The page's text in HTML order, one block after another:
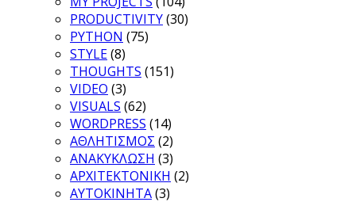
PRODUCTIVITY(30)
PYTHON (75)
STYLE(8)
THOUGHTS (151)
VIDEO (3)
VISUALS (62)
WORDPRESS (14)
ΑΘΛΗΤΙΣΜΟΣ (2)
ΑΝΑΚΥΚΛΩΣΗ (3)
ΑΡΧΙΤΕΚΤΟΝΙΚΗ (2)
ΑΥΤΟΚΙΝΗΤΑ(3)